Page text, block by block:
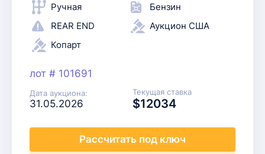
Ручная
Бензин
REAR END
Аукцион США
Копарт
лот # 101691
Дата аукциона:
31.05.2026
Текущая ставка
$12034
Рассчитать под ключ